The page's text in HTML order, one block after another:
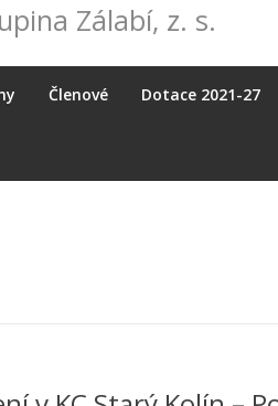
Zálabí, z. s.
Členové Dotace 2021-27